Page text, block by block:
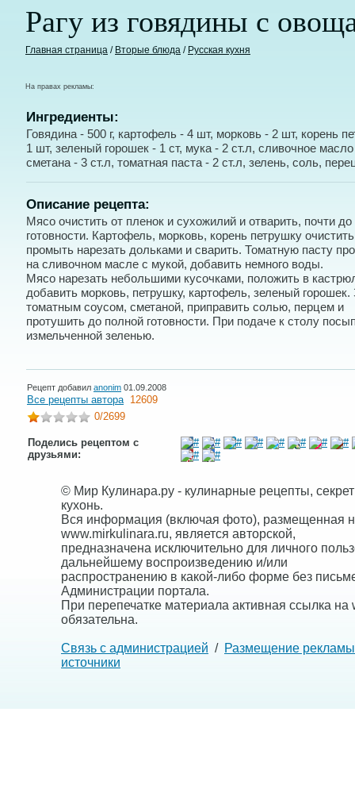
Рагу из говядины с
Главная страница / Вторые блюда / Русская кухня
На правах рекламы:
Ингредиенты:
Говядина - 500 г, картофель - 4 шт, морковь - 2 шт, корень
1 шт, зеленый горошек - 1 ст, мука - 2 ст.л, сливочное масло
сметана - 3 ст.л, томатная паста - 2 ст.л, зелень, соль,
Описание рецепта:
Мясо очистить от пленок и сухожилий и отварить, почти до
готовности. Картофель, морковь, корень петрушку
промыть нарезать дольками и сварить. Томатную пасту
на сливочном масле с мукой, добавить немного воды.
Мясо нарезать небольшими кусочками, положить в
добавить морковь, петрушку, картофель, зеленый горошек.
томатным соусом, сметаной, приправить солью, перцем и
протушить до полной готовности. При подаче к столу
измельченной зеленью.
Рецепт добавил anonim 01.09.2008
Все рецепты автора 12609
0/2699
Поделись рецептом с
друзьями:
© Мир Кулинара.ру - кулинарные рецепты,
кухонь.
Вся информация (включая фото), размещенная
www.mirkulinara.ru, является авторской,
предназначена исключительно для личного
дальнейшему воспроизведению и/или
распространению в какой-либо форме без
Администрации портала.
При перепечатке материала активная ссылка на
обязательна.
Связь с администрацией / Размещение рекламы
источники